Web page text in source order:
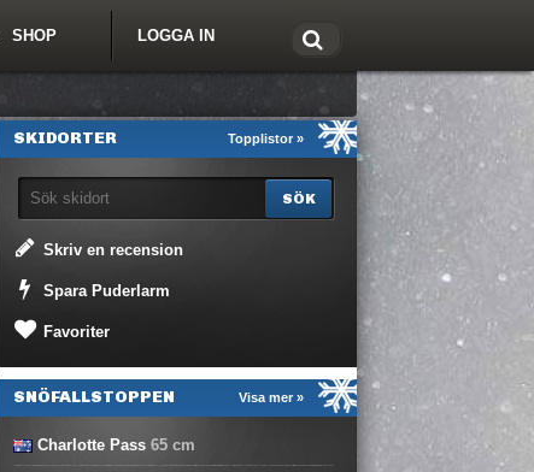
LOGGA IN
SHOP
Topplistor »
SKIDORTER
Skriv en recension
Spara Puderlarm
Favoriter
Visa mer »
SNÖFALLSTOPPEN
Charlotte Pass 65 cm